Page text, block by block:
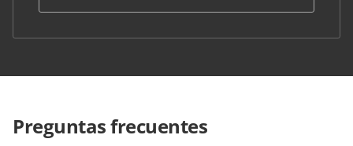
Preguntas frecuentes